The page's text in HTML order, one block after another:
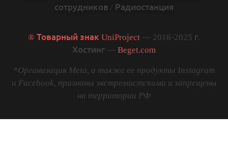
сотрудников / Радиостанция
® Товарный знак UniProject — 2018-2025 г.
Хостинг — Beget.com
*Организация Meta, а также ее продукты Instagram
и Facebook, признаны экстремистскими и запрещены
на территории РФ